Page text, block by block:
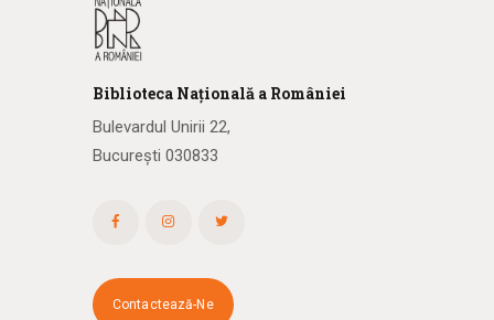
Biblioteca Națională a României
Bulevardul Unirii 22,
București 030833
Contactează-Ne